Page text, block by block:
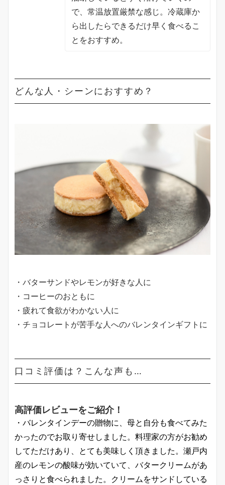
で、常温放置厳禁な感じ。冷蔵庫か
ら出したらできるだけ早く食べるこ
とをおすすめ。
どんな人・シーンにおすすめ？
・バターサンドやレモンが好きな人に
・コーヒーのおともに
・疲れて食欲がわかない人に
・チョコレートが苦手な人へのバレンタインギフトに
口コミ評価は？こんな声も…
高評価レビューをご紹介！
・バレンタインデーの贈物に、母と自分も食べてみた
かったのでお取り寄せしました。料理家の方がお勧め
してただけあり、とても美味しく頂きました。瀬戸内
産のレモンの酸味が効いていて、バタークリームがあ
っさりと食べられました。クリームをサンドしている